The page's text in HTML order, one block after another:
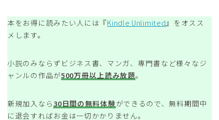
本をお得に読みたい人には『Kindle Unlimited』をオスス
メします。
小説のみならずビジネス書、マンガ、専門書など様々なジ
ャンルの作品が500万冊以上読み放題。
新規加入なら30日間の無料体験ができるので、無料期間中
に退会すればお金は一切かかりません。